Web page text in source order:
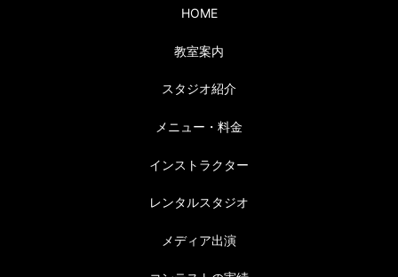
HOME
教室案内
スタジオ紹介
メニュー・料金
インストラクター
レンタルスタジオ
メディア出演